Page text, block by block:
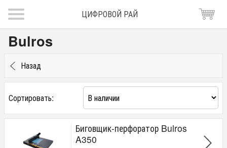
ЦИФРОВОЙ РАЙ
Bulros
Назад
Сортировать:
Биговщик-перфоратор Bulros
A350